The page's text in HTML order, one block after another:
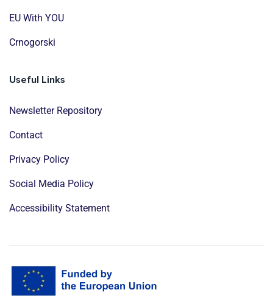
EU With YOU
Crnogorski
Useful Links
Newsletter Repository
Contact
Privacy Policy
Social Media Policy
Accessibility Statement